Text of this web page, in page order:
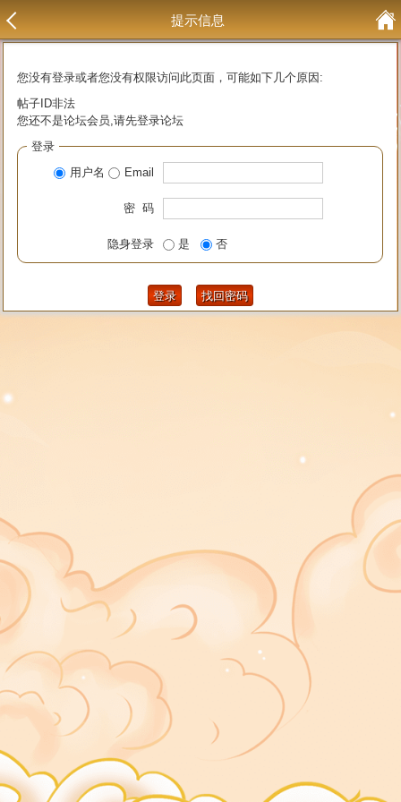
提示信息
您没有登录或者您没有权限访问此页面，可能如下几个原因:
帖子ID非法
您还不是论坛会员,请先登录论坛
登录
用户名
Email
密 码
隐身登录 是 否